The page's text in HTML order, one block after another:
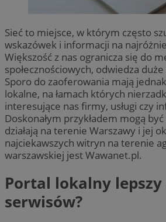
Sieć to miejsce, w którym często
wskazówek i informacji na
Większość z nas ogranicza się do
społecznościowych, odwiedza
Sporo do zaoferowania mają
lokalne, na łamach których
interesujące nas firmy, usługi czy
Doskonałym przykładem mogą
działają na terenie Warszawy i jej
najciekawszych witryn na terenie
warszawskiej jest Wawanet.pl.
Portal lokalny
serwisów?